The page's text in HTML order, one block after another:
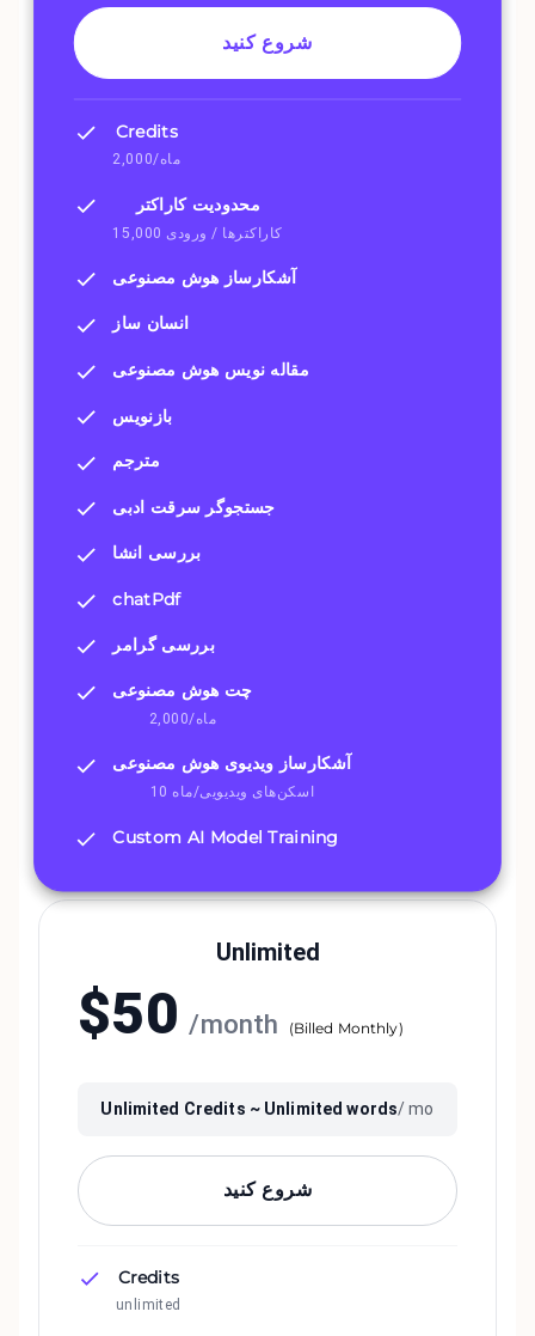
شروع کنید
Credits
2,000/ماه
محدودیت کاراکتر
15,000 کاراکترها / ورودی
آشکارساز هوش مصنوعی
انسان ساز
مقاله نویس هوش مصنوعی
بازنویس
مترجم
جستجوگر سرقت ادبی
بررسی انشا
chatPdf
بررسی گرامر
چت هوش مصنوعی
2,000/ماه
آشکارساز ویدیوی هوش مصنوعی
10 اسکن‌های ویدیویی/ماه
Custom AI Model Training
Unlimited
$50 /month (Billed Monthly)
Unlimited Credits ~ Unlimited words/ mo
شروع کنید
Credits
unlimited